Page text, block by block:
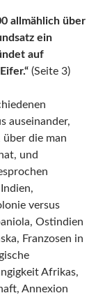
allmählich über
ein
auf
(Seite 3)
auseinander,
die man
und
versus
Ostindien
Franzosen in
Afrikas,
Annexion